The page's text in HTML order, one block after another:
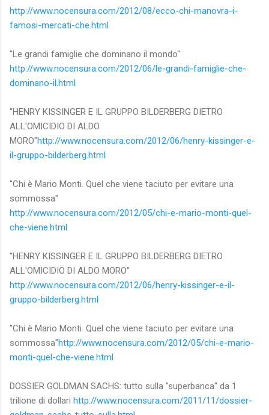
http://www.nocensura.com/2012/08/ecco-chi-manovra-i-
famosi-mercati-che.html
"Le grandi famiglie che dominano il mondo"
http://www.nocensura.com/2012/06/le-grandi-famiglie-che-
dominano-il.html
"HENRY KISSINGER E IL GRUPPO BILDERBERG DIETRO
ALL'OMICIDIO DI ALDO
MORO"http://www.nocensura.com/2012/06/henry-kissinger-e-
il-gruppo-bilderberg.html
"Chi è Mario Monti. Quel che viene taciuto per evitare una
sommossa"
http://www.nocensura.com/2012/05/chi-e-mario-monti-quel-
che-viene.html
"HENRY KISSINGER E IL GRUPPO BILDERBERG DIETRO
ALL'OMICIDIO DI ALDO MORO"
http://www.nocensura.com/2012/06/henry-kissinger-e-il-
gruppo-bilderberg.html
"Chi è Mario Monti. Quel che viene taciuto per evitare una
sommossa"http://www.nocensura.com/2012/05/chi-e-mario-
monti-quel-che-viene.html
DOSSIER GOLDMAN SACHS: tutto sulla "superbanca" da 1
trilione di dollari http://www.nocensura.com/2011/11/dossier-